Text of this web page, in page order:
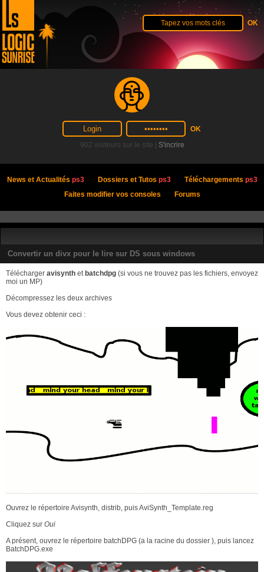
902 visiteurs sur le site | S'incrire
News et Actualités ps3 Dossiers et Tutos ps3 Téléchargements ps3
Faites modifier vos consoles
Forums
Convertir un divx pour le lire sur DS sous windows
Télécharger avisynth et batchdpg (si vous ne trouvez pas les fichiers, envoyez
moi un MP)
Décompressez les deux archives
Vous devez obtenir ceci :
Ouvrez le répertoire Avisynth, distrib, puis AviSynth_Template.reg
Cliquez sur Oui
A présent, ouvrez le répertoire batchDPG (a la racine du dossier ), puis lancez
BatchDPG.exe